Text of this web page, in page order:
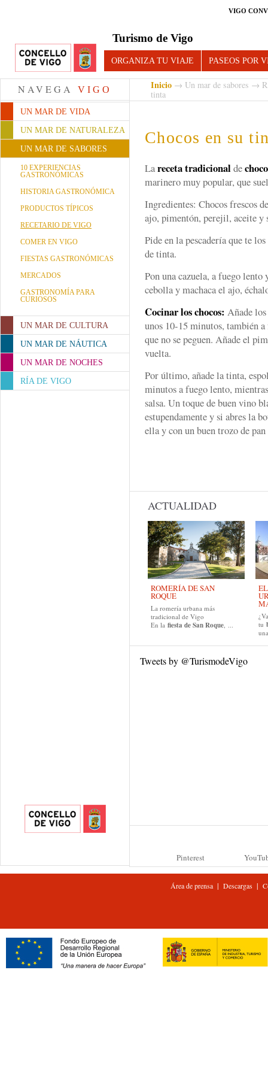
VIGO
Turismo de Vigo
ORGANIZA TU VIAJE PASEOS POR
NAVEGA VIGO
UN MAR DE VIDA
UN MAR DE NATURALEZA
UN MAR DE SABORES
10 EXPERIENCIAS
GASTRONÓMICAS
HISTORIA GASTRONÓMICA
PRODUCTOS TÍPICOS
RECETARIO DE VIGO
COMER EN VIGO
FIESTAS GASTRONÓMICAS
MERCADOS
GASTRONOMÍA PARA
CURIOSOS
UN MAR DE CULTURA
UN MAR DE NÁUTICA
UN MAR DE NOCHES
RÍA DE VIGO
Inicio → Un mar de sabores →
tinta
Chocos en su
Lareceta tradicionalde
marinero muy popular, que
Ingredientes: Chocos frescos
ajo, pimentón, perejil, aceite y
Pide en la pescadería que te
de tinta.
Pon una cazuela, a fuego
cebolla y machaca el ajo,
Cocinar los chocos: Añade los
unos 10-15 minutos, también
que no se peguen. Añade el
vuelta.
Por último, añade la tinta,
minutos a fuego lento,
salsa. Un toque de buen vino
estupendamente y si abres la
ella y con un buen trozo de pan
ACTUALIDAD
ROMERÍA DE SAN
ROQUE
La romería urbana más
tradicional de Vigo
En la fiesta de San Roque, ...
tu
Tweets by @TurismodeVigo
Pinterest
Área de prensa| Descargas|